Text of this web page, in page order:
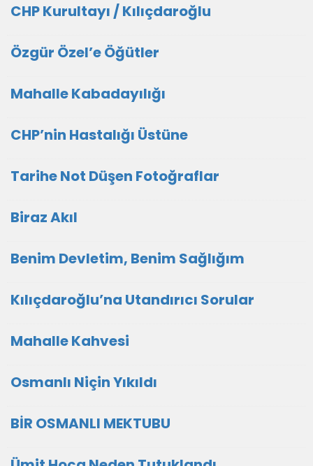
CHP Kurultayı / Kılıçdaroğlu
Özgür Özel’e Öğütler
Mahalle Kabadayılığı
CHP’nin Hastalığı Üstüne
Tarihe Not Düşen Fotoğraflar
Biraz Akıl
Benim Devletim, Benim Sağlığım
Kılıçdaroğlu’na Utandırıcı Sorular
Mahalle Kahvesi
Osmanlı Niçin Yıkıldı
BİR OSMANLI MEKTUBU